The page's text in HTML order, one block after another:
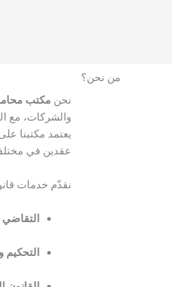
من نحن؟
نحنمكتب
والشركات، مع
يعتمد مكتبنا
عقدين في
نقدّم خدمات